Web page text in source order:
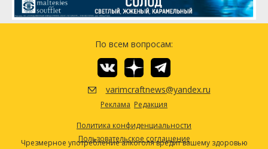
По всем вопросам:
varimcraftnews@yandex.ru
Реклама Редакция
Политика конфиденциальности
Пользовательское соглашение
Чрезмерное употребление алкоголя вредит вашему здоровью